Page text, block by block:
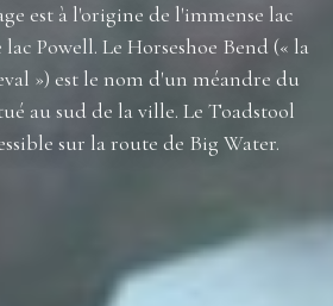
est à l'origine de l'immense lac
Powell. Le Horseshoe Bend (« la
») est le nom d'un méandre du
au sud de la ville. Le Toadstool
sur la route de Big Water.